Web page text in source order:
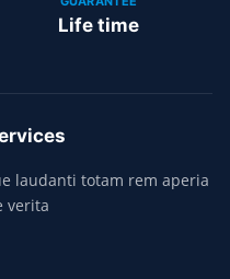
Life time
laudanti totam rem aperia
verita